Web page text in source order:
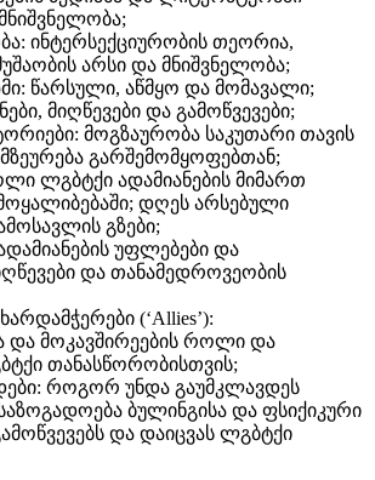
ინტერსექციურობის თეორია,
არსი და მნიშვნელობა;
წარსული, აწმყო და მომავალი;
მიღწევები და გამოწვევები;
მოგზაურობა საკუთარი თავის
გარშემომყოფებთან;
ლგბტქი ადამიანების მიმართ
დღეს არსებული
გზები;
უფლებები და
და თანამედროვეობის
(‘Allies’):
და მოკავშირეების როლი და
თანასწორობისთვის;
როგორ უნდა გაუმკლავდეს
ბულინგისა და ფსიქიკური
და დაიცვას ლგბტქი